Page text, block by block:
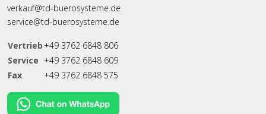
verkauf@td-buerosysteme.de
service@td-buerosysteme.de
Vertrieb +49 3762 6848 806
Service +49 3762 6848 609
Fax
+49 3762 6848 575